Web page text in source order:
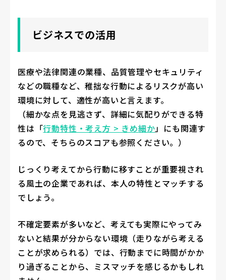
ビジネスでの活用
医療や法律関連の業種、品質管理やセキュリティ
などの職種など、稚拙な行動によるリスクが高い
環境に対して、適性が高いと言えます。
（細かな点を見逃さず、詳細に気配りができる特
性は「行動特性・考え方 > きめ細か」にも関連す
るので、そちらのスコアも参照ください。）
じっくり考えてから行動に移すことが重要視され
る風土の企業であれば、本人の特性とマッチする
でしょう。
不確定要素が多いなど、考えても実際にやってみ
ないと結果が分からない環境（走りながら考える
ことが求められる）では、行動までに時間がかか
り過ぎることから、ミスマッチを感じるかもしれ